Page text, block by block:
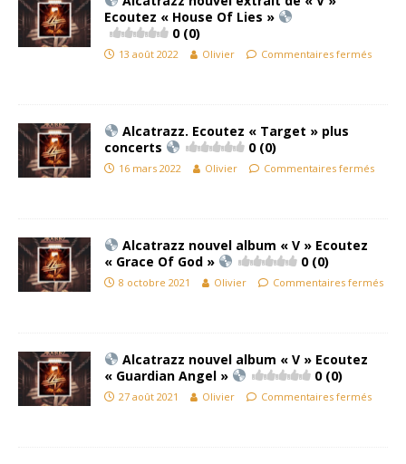
Ecoutez « House Of Lies »
0 (0)
13 août 2022 Olivier Commentaires fermés
Alcatrazz. Ecoutez « Target » plus
concerts
0 (0)
16 mars 2022 Olivier Commentaires fermés
Alcatrazz nouvel album « V » Ecoutez
« Grace Of God »
0 (0)
8 octobre 2021 Olivier Commentaires fermés
Alcatrazz nouvel album « V » Ecoutez
« Guardian Angel »
0 (0)
27 août 2021 Olivier Commentaires fermés